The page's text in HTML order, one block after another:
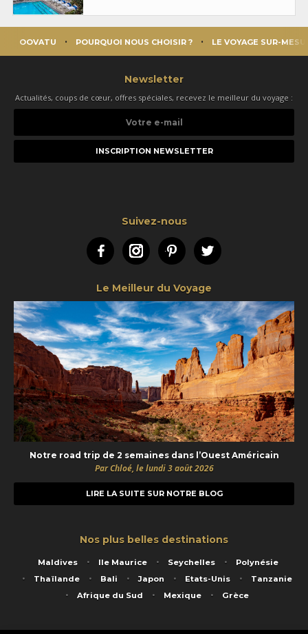
OOVATU POURQUOI NOUS CHOISIR ? LE VOYAGE SUR-
Newsletter
Actualités, coups de cœur, offres spéciales, recevez le meilleur du voyage :
e-
Suivez-nous
FacebookInstagramPinterestTwitter
Le Meilleur du Voyage
Notre road trip de 2 semaines dans l’Ouest Américain
Par Chloé, le lundi 3 août 2026
LIRE LA SUITE SUR NOTRE BLOG
Nos plus belles destinations
Maldives Ile Maurice Seychelles
Polynésie
Thaïlande
Bali Japon Etats-Unis
Tanzanie
Afrique du Sud
Mexique Grèce